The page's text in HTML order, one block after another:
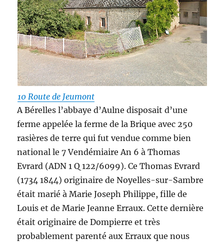
10 Route de Jeumont
A Bérelles l’abbaye d’Aulne disposait d’une
ferme appelée la ferme de la Brique avec 250
rasières de terre qui fut vendue comme bien
national le 7 Vendémiaire An 6 à Thomas
Evrard (ADN 1 Q 122/6099). Ce Thomas Evrard
(1734 1844) originaire de Noyelles-sur-Sambre
était marié à Marie Joseph Philippe, fille de
Louis et de Marie Jeanne Erraux. Cette dernière
était originaire de Dompierre et très
probablement parenté aux Erraux que nous